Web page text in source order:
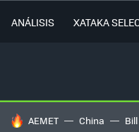
ANÁLISIS XATAKA
HOY SE HABLA DE
AEMET China